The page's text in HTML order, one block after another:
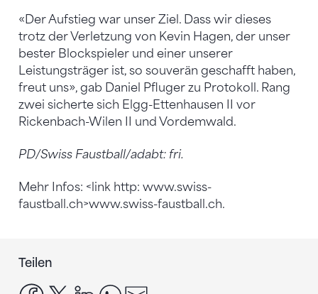
«Der Aufstieg war unser Ziel. Dass wir dieses
trotz der Verletzung von Kevin Hagen, der unser
bester Blockspieler und einer unserer
Leistungsträger ist, so souverän geschafft haben,
freut uns», gab Daniel Pfluger zu Protokoll. Rang
zwei sicherte sich Elgg-Ettenhausen II vor
Rickenbach-Wilen II und Vordemwald.
PD/Swiss Faustball/adabt: fri.
Mehr Infos: <link http: www.swiss-
faustball.ch>www.swiss-faustball.ch.
Teilen
facebook
x linkedinwhatsapp